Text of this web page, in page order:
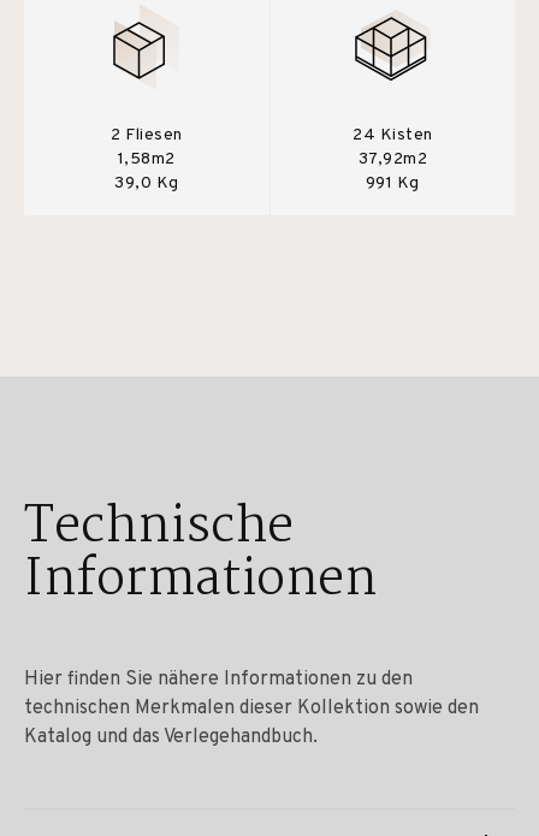
2 Fliesen
1,58m2
39,0 Kg
24 Kisten
37,92m2
991 Kg
Technische
Informationen
Hier finden Sie nähere Informationen zu den
technischen Merkmalen dieser Kollektion sowie den
Katalog und das Verlegehandbuch.